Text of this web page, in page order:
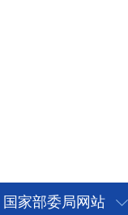
国家部委局网站